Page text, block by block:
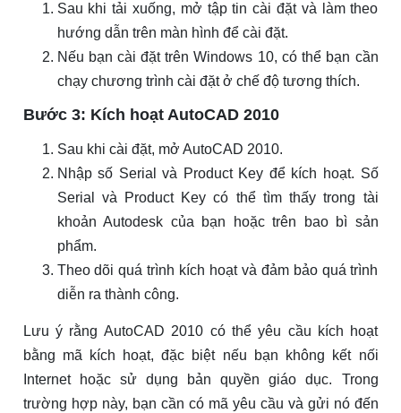
Sau khi tải xuống, mở tập tin cài đặt và làm theo
hướng dẫn trên màn hình để cài đặt.
Nếu bạn cài đặt trên Windows 10, có thể bạn cần
chạy chương trình cài đặt ở chế độ tương thích.
Bước 3: Kích hoạt AutoCAD 2010
Sau khi cài đặt, mở AutoCAD 2010.
Nhập số Serial và Product Key để kích hoạt. Số
Serial và Product Key có thể tìm thấy trong tài
khoản Autodesk của bạn hoặc trên bao bì sản
phẩm.
Theo dõi quá trình kích hoạt và đảm bảo quá trình
diễn ra thành công.
Lưu ý rằng AutoCAD 2010 có thể yêu cầu kích hoạt
bằng mã kích hoạt, đặc biệt nếu bạn không kết nối
Internet hoặc sử dụng bản quyền giáo dục. Trong
trường hợp này, bạn cần có mã yêu cầu và gửi nó đến